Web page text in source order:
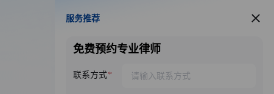
服务推荐
服务推荐
免费预约专业律师
联系方式